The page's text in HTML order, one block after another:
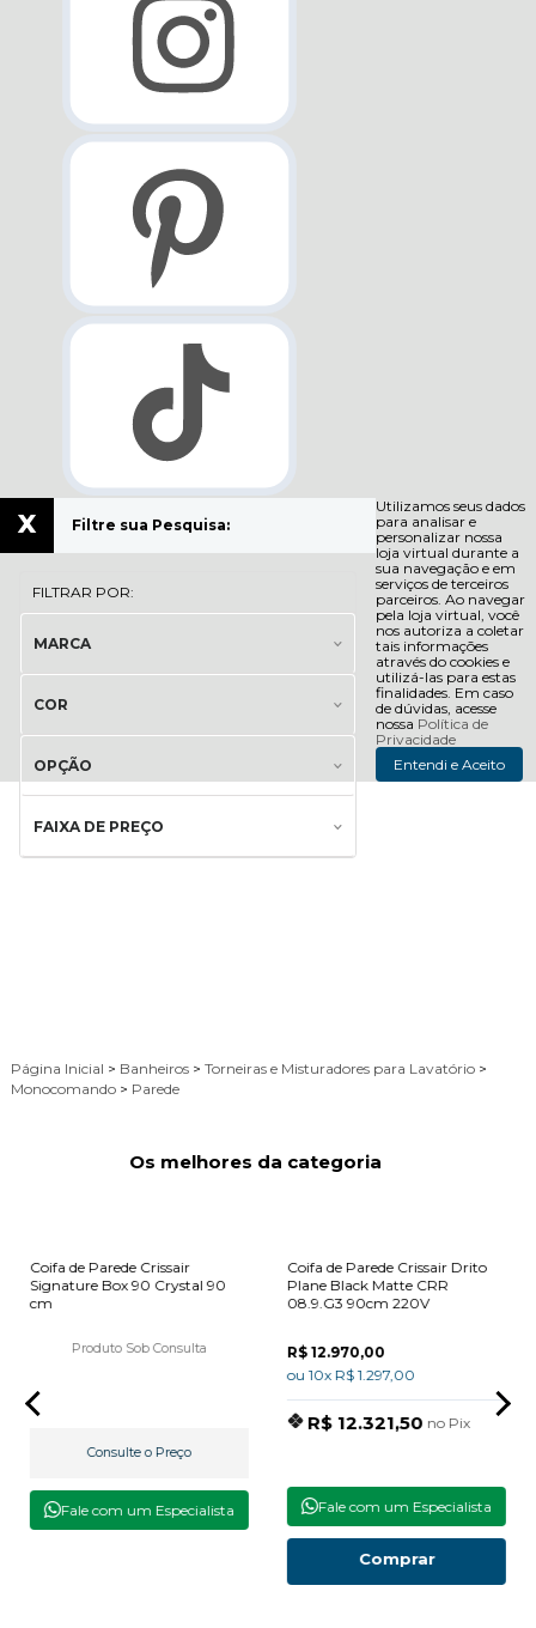
x Filtre sua Pesquisa:
FILTRAR POR:
MARCA
COR
OPÇÃO
FAIXA DE PREÇO
Utilizamos seus dados
para analisar e
personalizar nossa
loja virtual durante a
sua navegação e em
serviços de terceiros
parceiros. Ao navegar
pela loja virtual, você
nos autoriza a coletar
tais informações
através do cookies e
utilizá-las para estas
finalidades. Em caso
de dúvidas, acesse
nossa Política de
Privacidade
Entendi e Aceito
Página Inicial > Banheiros > Torneiras e Misturadores para Lavatório >
Monocomando > Parede
Os melhores da categoria
Coifa de Parede Crissair
Signature Box 90 Crystal 90
cm
Produto Sob Consulta
Consulte o Preço
Fale com um Especialista
Coifa de Parede Crissair Drito
Plane Black Matte CRR
08.9.G3 90cm 220V
R$ 12.970,00
ou 10x R$ 1.297,00
R$ 12.321,50 no Pix
Fale com um Especialista
Comprar